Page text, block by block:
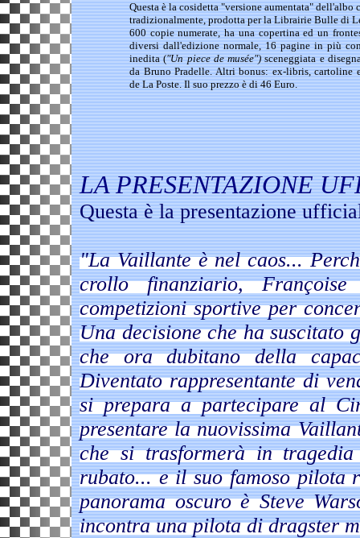
Questa è la cosidetta "versione aumentata" dell'albo
tradizionalmente, prodotta per la Librairie Bulle di
600 copie numerate, ha una copertina ed un
diversi dall'edizione normale, 16 pagine in più
inedita ("Un piece de musée") sceneggiata e
da Bruno Pradelle. Altri bonus: ex-libris, cartoline
de La Poste. Il suo prezzo è di 46 Euro.
LA PRESENTAZIONE
Questa è la presentazione
"La Vaillante è nel caos...
crollo finanziario,
competizioni sportive per
Una decisione che ha
che ora dubitano della
Diventato rappresentante di
si prepara a partecipare al
presentare la nuovissima
che si trasformerà in
rubato... e il suo famoso pilota
panorama oscuro è Steve
incontra una pilota di dragster